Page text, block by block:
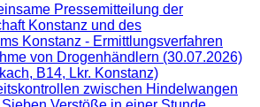
Pressemitteilung der
Konstanz und des
Konstanz - Ermittlungsverfahren
von Drogenhändlern (30.07.2026)
B14, Lkr. Konstanz)
zwischen Hindelwangen